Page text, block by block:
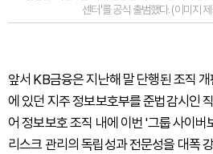
센터'를 공식 출범했다. (이미지
앞서 KB금융은 지난해 말 단행된 조직
에 있던 지주 정보보호부를 준법감시인
어 정보보호 조직 내에 이번 '그룹 사이
리스크 관리의 독립성과 전문성을 대폭